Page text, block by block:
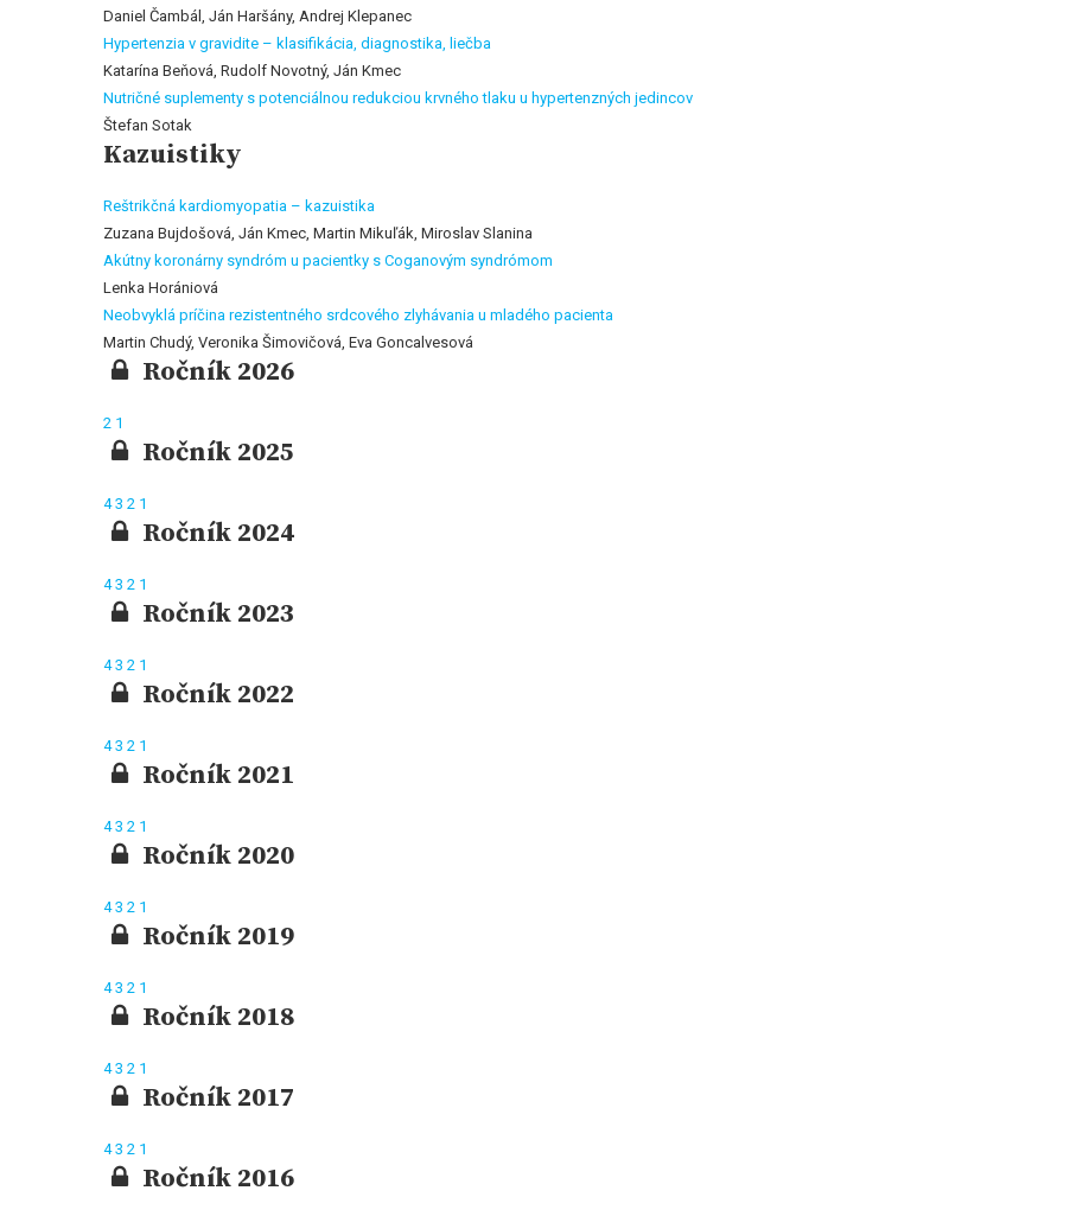
Daniel Čambál, Ján Haršány, Andrej Klepanec
Hypertenzia v gravidite – klasifikácia, diagnostika, liečba
Katarína Beňová, Rudolf Novotný, Ján Kmec
Nutričné suplementy s potenciálnou redukciou krvného tlaku u hypertenzných jedincov
Štefan Sotak
Kazuistiky
Reštrikčná kardiomyopatia – kazuistika
Zuzana Bujdošová, Ján Kmec, Martin Mikuľák, Miroslav Slanina
Akútny koronárny syndróm u pacientky s Coganovým syndrómom
Lenka Horániová
Neobvyklá príčina rezistentného srdcového zlyhávania u mladého pacienta
Martin Chudý, Veronika Šimovičová, Eva Goncalvesová
Ročník 2026
2 1
Ročník 2025
43 2 1
Ročník 2024
43 2 1
Ročník 2023
43 2 1
Ročník 2022
43 2 1
Ročník 2021
43 2 1
Ročník 2020
43 2 1
Ročník 2019
43 2 1
Ročník 2018
43 2 1
Ročník 2017
43 2 1
Ročník 2016